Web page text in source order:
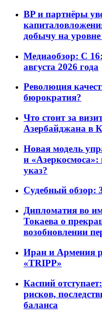
BP и партнёры
добычу на
Медиаобзор: С
августа 2026 года
Революция
бюрократия?
Что стоит за
Азербайджана в
Новая модель
и «Азеркосмоса»:
указ?
Судебный обзор:
Дипломатия во
Токаева о
возобновлении
Иран и Армения
«TRIPP»
Каспий
рисков,
баланса